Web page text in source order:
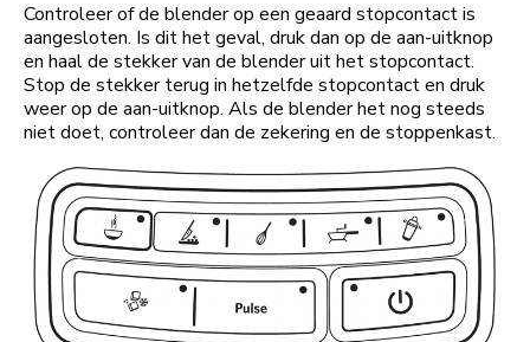
Controleer of de blender op een geaard stopcontact is
aangesloten. Is dit het geval, druk dan op de aan-uitknop
en haal de stekker van de blender uit het stopcontact.
Stop de stekker terug in hetzelfde stopcontact en druk
weer op de aan-uitknop. Als de blender het nog steeds
niet doet, controleer dan de zekering en de stoppenkast.